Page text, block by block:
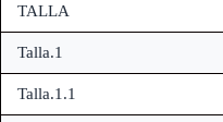
TALLA
Talla.1
Talla.1.1